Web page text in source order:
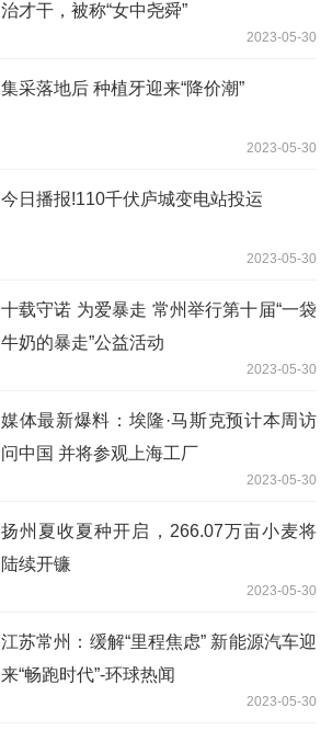
治才干，被称“女中尧舜”
2023-05-30
集采落地后 种植牙迎来“降价潮”
2023-05-30
今日播报!110千伏庐城变电站投运
2023-05-30
十载守诺 为爱暴走 常州举行第十届“一袋
牛奶的暴走”公益活动
2023-05-30
媒体最新爆料：埃隆·马斯克预计本周访
问中国 并将参观上海工厂
2023-05-30
扬州夏收夏种开启，266.07万亩小麦将
陆续开镰
2023-05-30
江苏常州：缓解“里程焦虑” 新能源汽车迎
来“畅跑时代”-环球热闻
2023-05-30